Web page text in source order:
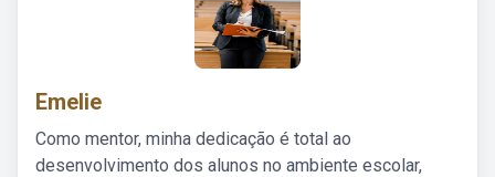
Emelie
Como mentor, minha dedicação é total ao
desenvolvimento dos alunos no ambiente escolar,